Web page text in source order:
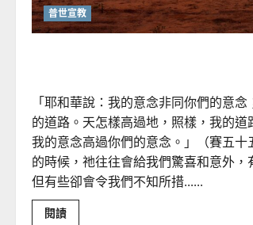
普世宣教
「耶和華說：我的意念非同你們的意
的道路。天怎樣高過地，照樣，我的道
我的意念高過你們的意念。」（賽五十
的時候，祂往往會給我們驚喜和意外，
但有些卻會令我們不知所措......
閱讀Read